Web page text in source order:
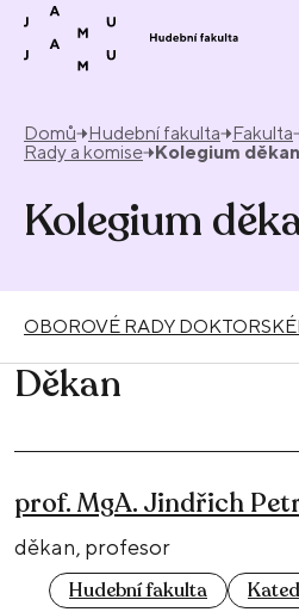
Přeskočit na obsah
Domů Hudební fakulta Fakulta
Rady a komise Kolegium
Kolegium
OBOROVÉ RADY
Děkan
prof. MgA. Jindřich
děkan, profesor
Hudební fakulta